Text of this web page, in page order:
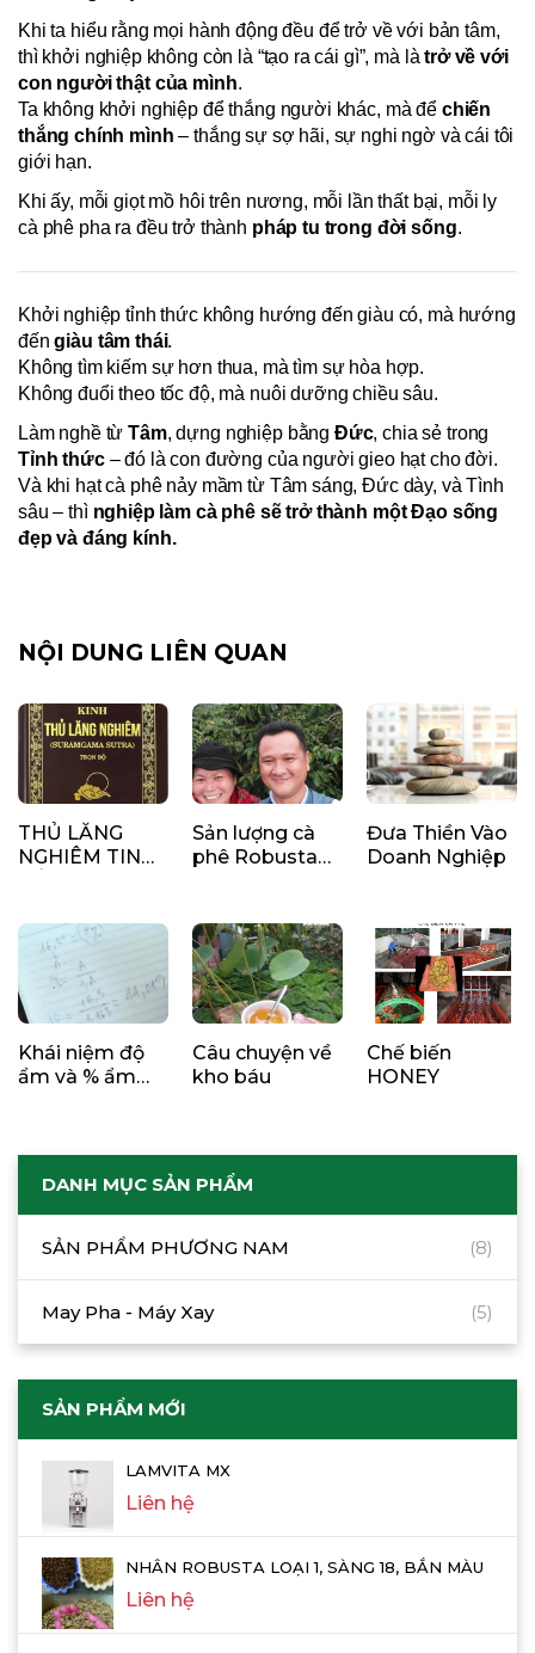
Khi ta hiểu rằng mọi hành động đều để trở về với bản tâm,
thì khởi nghiệp không còn là “tạo ra cái gì”, mà làtrở về với
con người thật của mình.
Ta không khởi nghiệp để thắng người khác, mà để chiến
thắng chính mình – thắng sự sợ hãi, sự nghi ngờ và cái tôi
giới hạn.
Khi ấy, mỗi giọt mồ hôi trên nương, mỗi lần thất bại, mỗi ly
cà phê pha ra đều trở thành pháp tu trong đời sống.
Khởi nghiệp tỉnh thức không hướng đến giàu có, mà hướng
đếngiàu tâm thái.
Không tìm kiếm sự hơn thua, mà tìm sự hòa hợp.
Không đuổi theo tốc độ, mà nuôi dưỡng chiều sâu.
Làm nghề từTâm, dựng nghiệp bằng Đức, chia sẻ trong
Tỉnh thức– đó là con đường của người gieo hạt cho đời.
Và khi hạt cà phê nảy mầm từ Tâm sáng, Đức dày, và Tình
sâu – thì nghiệp làm cà phê sẽ trở thành một Đạo sống
đẹp và đáng kính.
NỘI DUNG LIÊN QUAN
THỦ LĂNG
NGHIÊM TINH
Sản lượng cà
phê Robusta
triệu bao
Đưa Thiền Vào
Doanh Nghiệp
Khái niệm độ
ẩm và % ẩm
Câu chuyện về
kho báu
Chế biến
HONEY
DANH MỤC SẢN PHẨM
SẢN PHẨM PHƯƠNG NAM (8)
May Pha - Máy Xay (5)
SẢN PHẨM MỚI
LAMVITA MX
Liên hệ
NHÂN ROBUSTA LOẠI 1, SÀNG 18, BẮN MÀU
Liên hệ